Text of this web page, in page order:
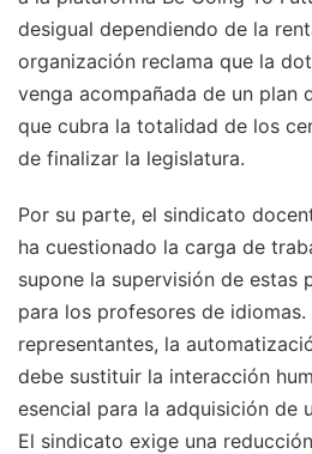
desigual dependiendo de la
organización reclama que la
venga acompañada de un plan
que cubra la totalidad de los
de finalizar la legislatura.
Por su parte, el sindicato
ha cuestionado la carga de
supone la supervisión de estas
para los profesores de idiomas.
representantes, la
debe sustituir la interacción
esencial para la adquisición de
El sindicato exige una